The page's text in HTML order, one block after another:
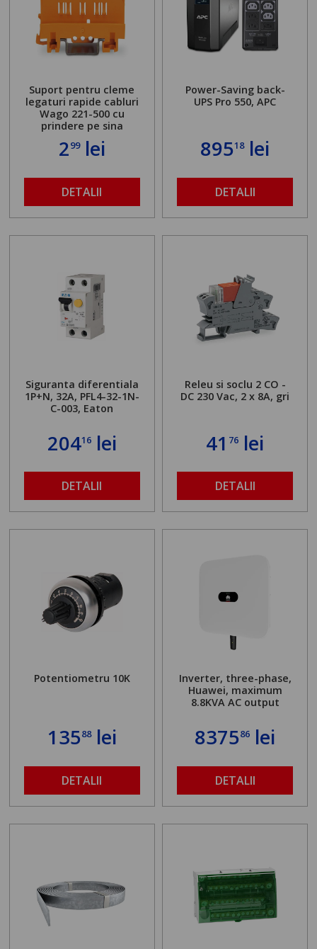
Suport pentru cleme
legaturi rapide cabluri
Wago 221-500 cu
prindere pe sina
299lei
DETALII
Power-Saving back-
UPS Pro 550, APC
89518lei
DETALII
Siguranta diferentiala
1P+N, 32A, PFL4-32-1N-
C-003, Eaton
20416lei
DETALII
Releu si soclu 2 CO -
DC 230 Vac, 2 x 8A, gri
41 76 lei
DETALII
Potentiometru 10K
13588lei
DETALII
Inverter, three-phase,
Huawei, maximum
8.8KVA AC output
837586 lei
DETALII